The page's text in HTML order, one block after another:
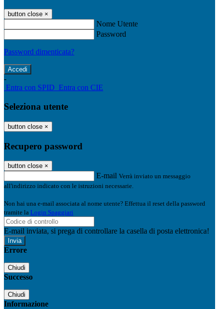
button close ×
Nome Utente
Password
Password dimenticata?
-
Entra con SPID Entra con CIE
Seleziona utente
button close ×
Recupero password
button close ×
E-mail Verrà inviato un messaggio
all'indirizzo indicato con le istruzioni necessarie.
Non hai una e-mail associata al nome utente? Effettua il reset della password
tramite la Login Spaggiari
E-mail inviata, si prega di controllare la casella di posta elettronica!
Errore
Chiudi
Successo
Chiudi
Informazione